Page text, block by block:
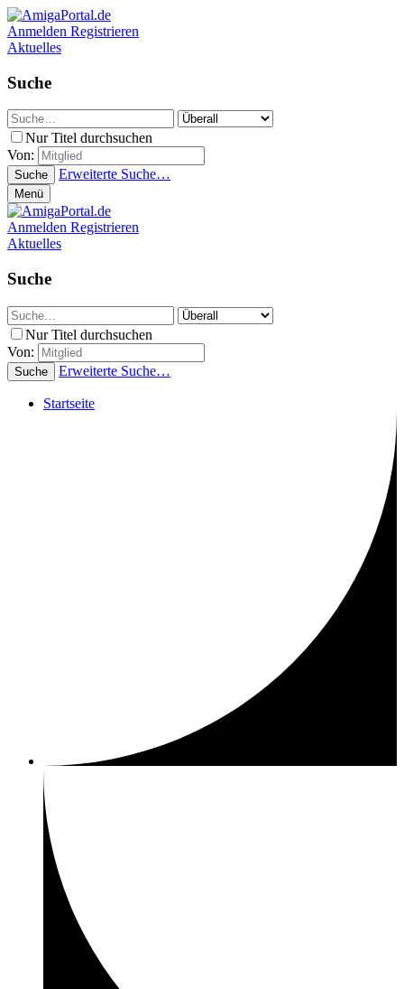
Anmelden Registrieren
Aktuelles
Suche
Nur Titel durchsuchen
Von:
Suche Erweiterte Suche…
Menü
Anmelden Registrieren
Aktuelles
Suche
Nur Titel durchsuchen
Von:
Suche Erweiterte Suche…
Startseite